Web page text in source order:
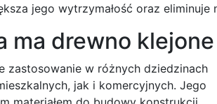
jego wytrzymałość oraz
ma drewno
zastosowanie w różnych dziedzinach
jak i komercyjnych. Jego